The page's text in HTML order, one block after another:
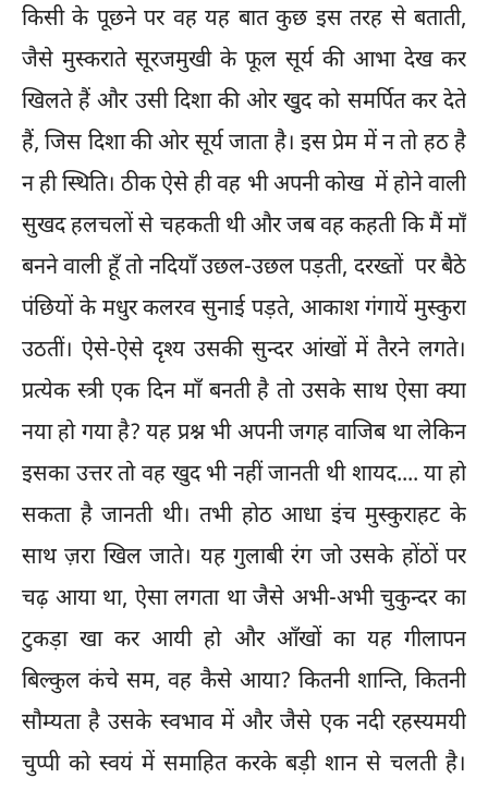
किसी के पूछने पर वह यह बात कुछ इस तरह से बताती,
जैसे मुस्कराते सूरजमुखी के फूल सूर्य की आभा देख कर
खिलते हैं और उसी दिशा की ओर खु़द को समर्पित कर देते
हैं, जिस दिशा की ओर सूर्य जाता है। इस प्रेम में न तो हठ है
न ही स्थिति। ठीक ऐसे ही वह भी अपनी कोख में होने वाली
सुखद हलचलों से चहकती थी और जब वह कहती कि मैं माँ
बनने वाली हूँ तो नदियाँ उछल-उछल पड़ती, दरख्तों पर बैठे
पंछियों के मधुर कलरव सुनाई पड़ते, आकाश गंगायें मुस्कुरा
उठतीं। ऐसे-ऐसे दृश्य उसकी सुन्दर आंखों में तैरने लगते।
प्रत्येक स्त्री एक दिन माँ बनती है तो उसके साथ ऐसा क्या
नया हो गया है? यह प्रश्न भी अपनी जगह वाजिब था लेकिन
इसका उत्तर तो वह खुद भी नहीं जानती थी शायद.... या हो
सकता है जानती थी। तभी होठ आधा इंच मुस्कुराहट के
साथ ज़रा खिल जाते। यह गुलाबी रंग जो उसके होंठों पर
चढ़ आया था, ऐसा लगता था जैसे अभी-अभी चुकुन्दर का
टुकड़ा खा कर आयी हो और आँखों का यह गीलापन
बिल्कुल कंचे सम, वह कैसे आया? कितनी शान्ति, कितनी
सौम्यता है उसके स्वभाव में और जैसे एक नदी रहस्यमयी
चुप्पी को स्वयं में समाहित करके बड़ी शान से चलती है।